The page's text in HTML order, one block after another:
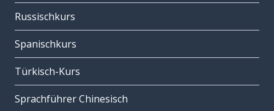
Russischkurs
Spanischkurs
Türkisch-Kurs
Sprachführer Chinesisch